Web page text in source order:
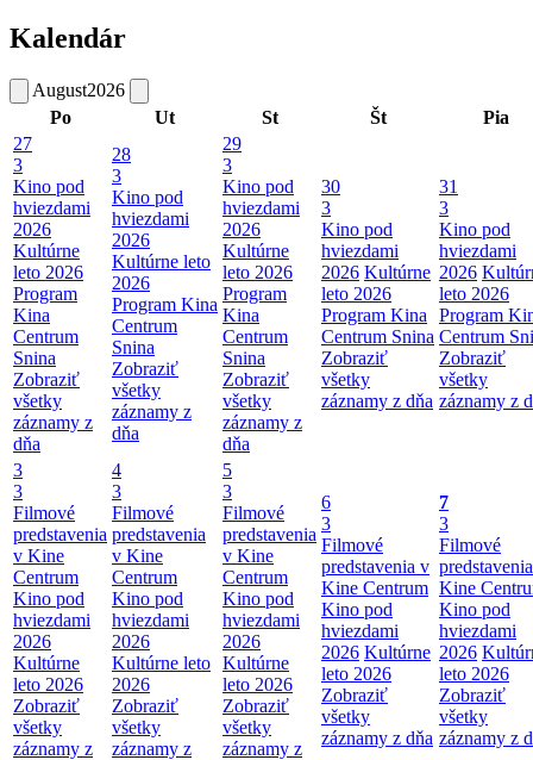
Kalendár
August2026
Po
Ut St Št
Pia
27
3
Kino pod
hviezdami
2026
Kultúrne
leto 2026
Program
Kina
Centrum
Snina
Zobraziť
všetky
záznamy z
dňa
28
3
Kino pod
hviezdami
2026
Kultúrne leto
2026
Program Kina
Centrum
Snina
Zobraziť
všetky
záznamy z
dňa
29
3
Kino pod
hviezdami
2026
Kultúrne
leto 2026
Program
Kina
Centrum
Snina
Zobraziť
všetky
záznamy z
dňa
30
3
Kino pod
hviezdami
2026 Kultúrne
leto 2026
Program Kina
Centrum Snina
Zobraziť
všetky
záznamy z dňa
31
3
Kino pod
hviezdami
2026
leto 2026
Program
Centrum
Zobraziť
všetky
záznamy z
3
3
Filmové
predstavenia
v Kine
Centrum
Kino pod
hviezdami
2026
Kultúrne
leto 2026
Zobraziť
všetky
záznamy z
4
3
Filmové
predstavenia
v Kine
Centrum
Kino pod
hviezdami
2026
Kultúrne leto
2026
Zobraziť
všetky
záznamy z
5
3
Filmové
predstavenia
v Kine
Centrum
Kino pod
hviezdami
2026
Kultúrne
leto 2026
Zobraziť
všetky
záznamy z
6
3
Filmové
predstavenia v
Kine Centrum
Kino pod
hviezdami
2026 Kultúrne
leto 2026
Zobraziť
všetky
záznamy z dňa
7
3
Filmové
Kine
Kino pod
hviezdami
2026
leto 2026
Zobraziť
všetky
záznamy z